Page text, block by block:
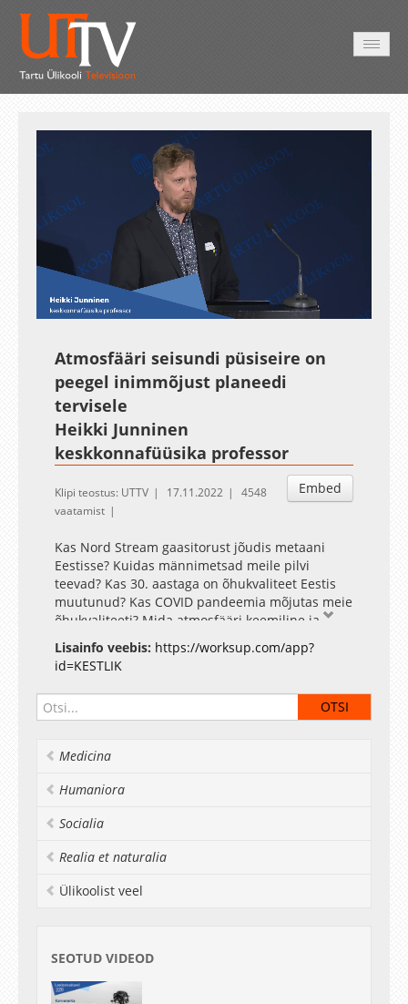
UnmuteLoaded
3.44%
Esituskiirused
Auto
Atmosfääri seisundi püsiseire on
peegel inimmõjust planeedi
tervisele
Heikki Junninen
keskkonnafüüsika professor
Embed
Klipi teostus: UTTV 17.11.2022
4548
vaatamist
Kas Nord Stream gaasitorust jõudis metaani
Eestisse? Kuidas männimetsad meile pilvi
teevad? Kas 30. aastaga on õhukvaliteet Eestis
muutunud? Kas COVID pandeemia mõjutas meie
õhukvaliteeti? Mida atmosfääri keemiline ja
füüsikaline koostis meile räägib?
Lisainfo veebis: https://worksup.com/app?
id=KESTLIK
Medicina
Humaniora
Socialia
Realia et naturalia
Ülikoolist veel
SEOTUD VIDEOD